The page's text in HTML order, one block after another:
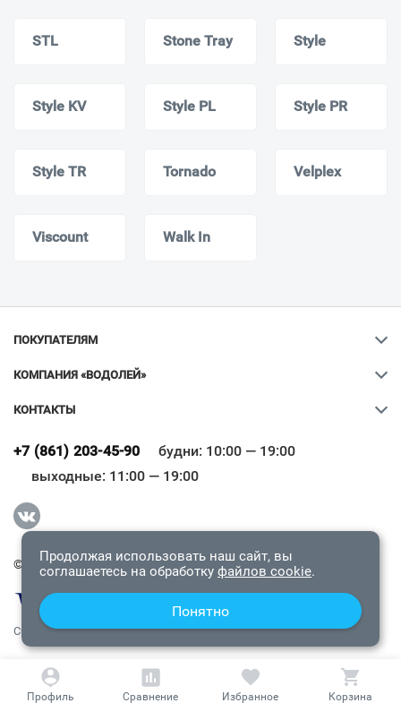
STL Stone Tray Style
Style KV Style PL Style PR
Style TR Tornado Velplex
Viscount Walk In
ПОКУПАТЕЛЯМ
КОМПАНИЯ «ВОДОЛЕЙ»
КОНТАКТЫ
+7 (861) 203-45-90
будни: 10:00 — 19:00
выходные: 11:00 — 19:00
© 2009-2026 «Водолей Онлайн». Все права защищены.
СОГЛАШЕНИЕ О КОНФИДЕНЦИАЛЬНОСТИ
Всё верно
Продолжая использовать наш сайт, вы
соглашаетесь на обработку файлов cookie.
Понятно